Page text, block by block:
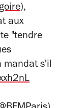
),
aux
"tendre
mandat s'il